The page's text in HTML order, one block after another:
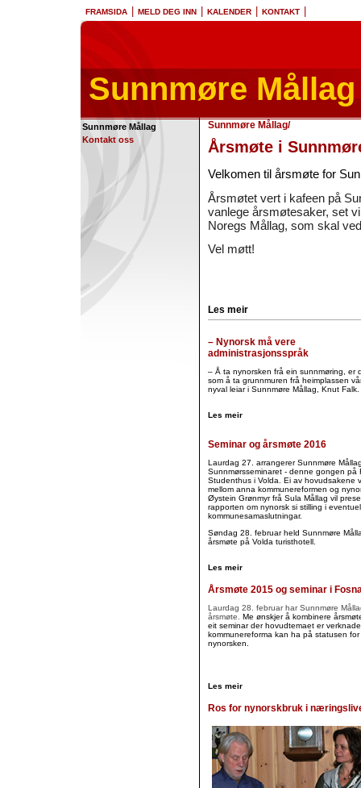
FRAMSIDA MELD DEG INN KALENDER KONTAKT
Sunnmøre Mållag
Sunnmøre Mållag
Kontakt oss
Sunnmøre Mållag/
Årsmøte i
Velkomen til årsmøte for
Årsmøtet vert i kafeen på
vanlege årsmøtesaker, set
Noregs Mållag, som skal
Vel møtt!
Les meir
– Nynorsk må vere
administrasjonsspråk
– Å ta nynorsken frå ein sunnmøring, er
som å ta grunnmuren frå heimplassen
nyval leiar i Sunnmøre Mållag, Knut Falk.
Les meir
Seminar og årsmøte 2016
Laurdag 27. arrangerer Sunnmøre
Sunnmørsseminaret - denne gongen på
Studenthus i Volda. Ei av hovudsakene
mellom anna kommunereformen og
Øystein Grønmyr frå Sula Mållag vil
rapporten om nynorsk si stilling i
kommunesamaslutningar.
Søndag 28. februar held Sunnmøre
årsmøte på Volda turisthotell.
Les meir
Årsmøte 2015 og seminar i
Laurdag 28. februar har Sunnmøre
årsmøte. Me ønskjer å kombinere
eit seminar der hovudtemaet er
kommunereforma kan ha på statusen for
nynorsken.
Les meir
Ros for nynorskbruk i